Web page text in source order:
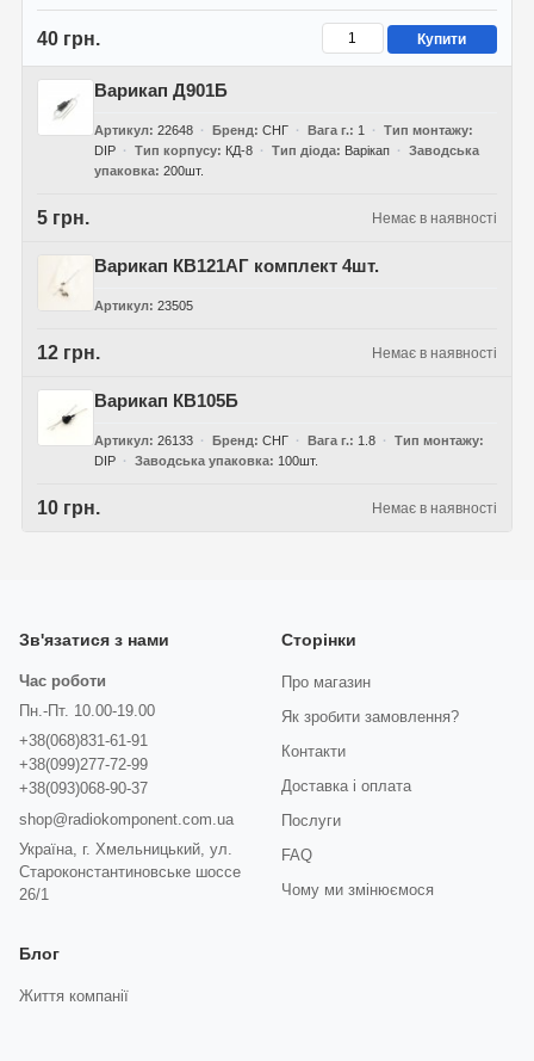
40 грн. Купити
Варикап Д901Б
Артикул 22648 Бренд СНГ Вага г. 1
Тип монтажу
DIP
Тип корпусу КД-8 Тип діода Варікап
Заводська
упаковка 200шт.
5 грн. Немає в наявності
Варикап КВ121АГ комплект 4шт.
Артикул 23505
12 грн. Немає в наявності
Варикап КВ105Б
Артикул 26133 Бренд СНГ Вага г. 1.8
Тип монтажу
DIP
Заводська упаковка 100шт.
10 грн. Немає в наявності
Зв'язатися з нами
Час роботи
Пн.-Пт. 10.00-19.00
+38(068)831-61-91
+38(099)277-72-99
+38(093)068-90-37
shop@radiokomponent.com.ua
Україна, г. Хмельницький, ул.
Староконстантиновське шоссе
26/1
Сторінки
Про магазин
Як зробити замовлення?
Контакти
Доставка і оплата
Послуги
FAQ
Чому ми змінюємося
Блог
Життя компанії